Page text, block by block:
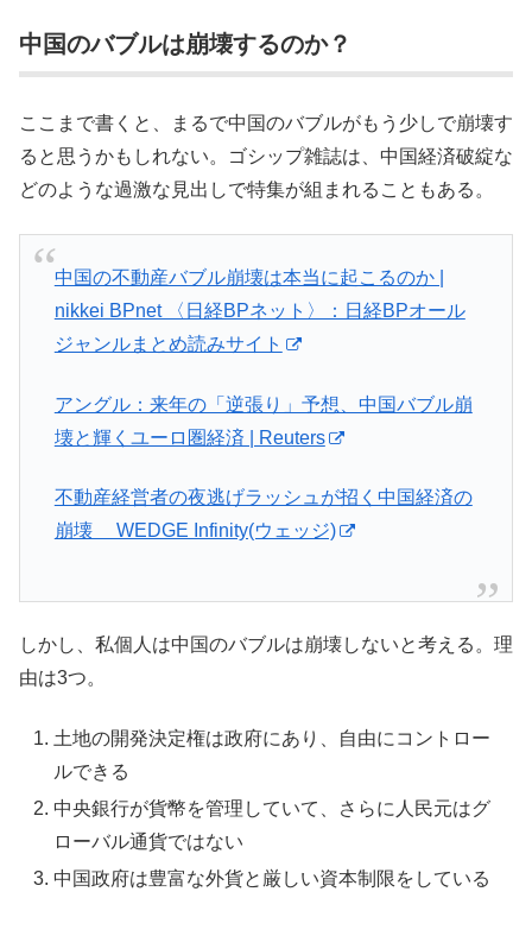
中国のバブルは崩壊するのか？
ここまで書くと、まるで中国のバブルがもう少しで崩壊す
ると思うかもしれない。ゴシップ雑誌は、中国経済破綻な
どのような過激な見出しで特集が組まれることもある。
中国の不動産バブル崩壊は本当に起こるのか |
nikkei BPnet 〈日経BPネット〉：日経BPオール
ジャンルまとめ読みサイト
アングル：来年の「逆張り」予想、中国バブル崩
壊と輝くユーロ圏経済 | Reuters
不動産経営者の夜逃げラッシュが招く中国経済の
崩壊 WEDGE Infinity(ウェッジ)
しかし、私個人は中国のバブルは崩壊しないと考える。理
由は3つ。
土地の開発決定権は政府にあり、自由にコントロー
ルできる
中央銀行が貨幣を管理していて、さらに人民元はグ
ローバル通貨ではない
中国政府は豊富な外貨と厳しい資本制限をしている